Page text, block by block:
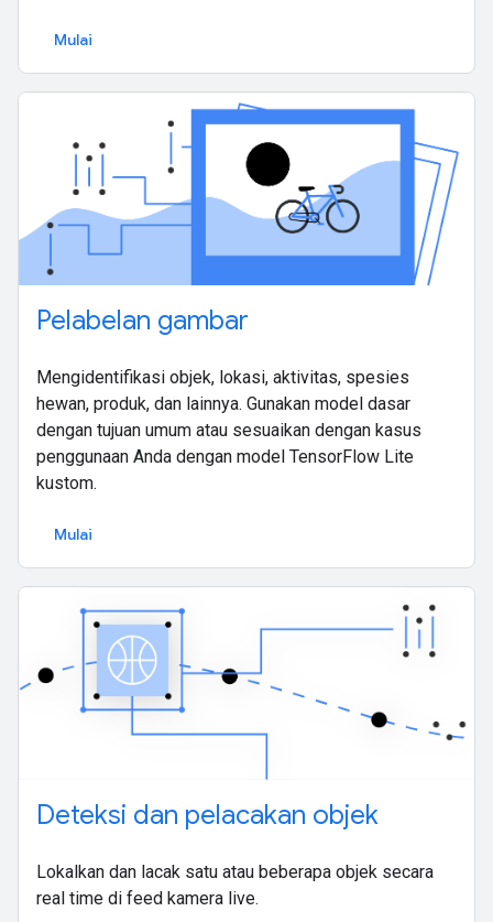
Mulai
Pelabelan gambar
Mengidentifikasi objek, lokasi, aktivitas, spesies
hewan, produk, dan lainnya. Gunakan model dasar
dengan tujuan umum atau sesuaikan dengan kasus
penggunaan Anda dengan model TensorFlow Lite
kustom.
Mulai
Deteksi dan pelacakan objek
Lokalkan dan lacak satu atau beberapa objek secara
real time di feed kamera live.